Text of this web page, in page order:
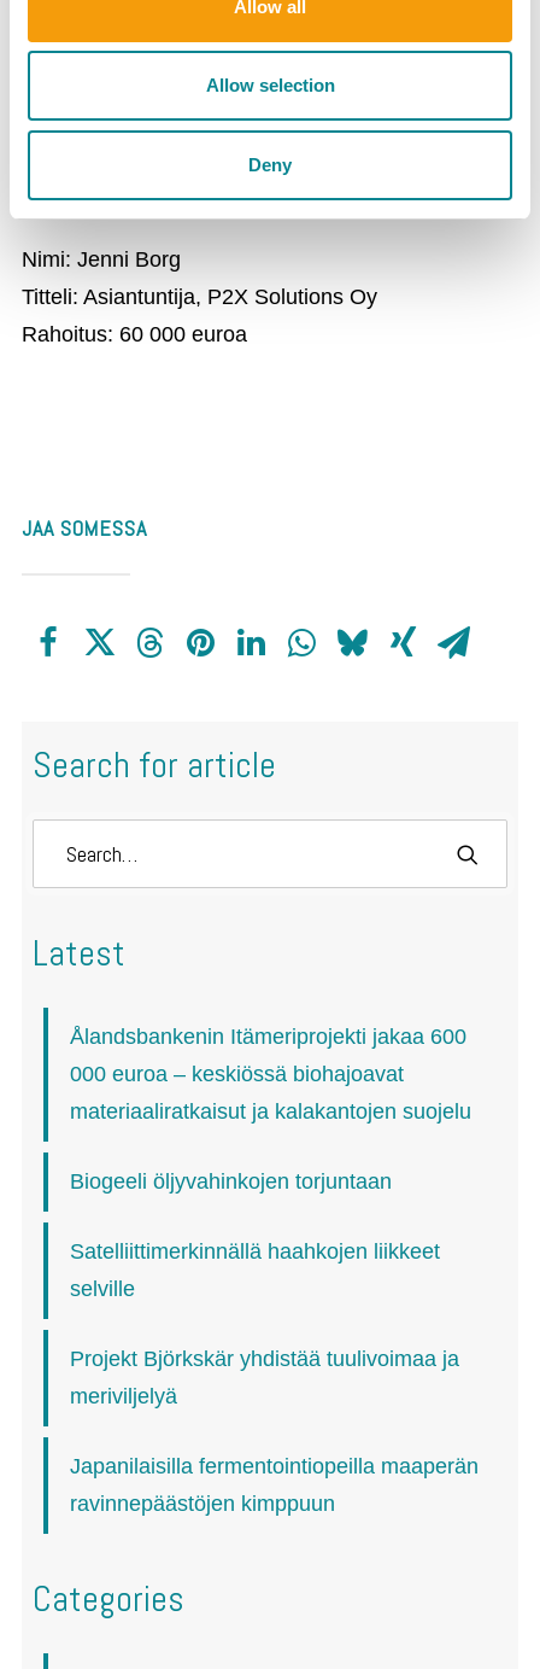
Allow all
Allow selection
Deny
projekteille!
Nimi: Jenni Borg
Titteli: Asiantuntija, P2X Solutions Oy
Rahoitus: 60 000 euroa
JAA SOMESSA
Search for article
Latest
Ålandsbankenin Itämeriprojekti jakaa 600
000 euroa – keskiössä biohajoavat
materiaaliratkaisut ja kalakantojen suojelu
Biogeeli öljyvahinkojen torjuntaan
Satelliittimerkinnällä haahkojen liikkeet
selville
Projekt Björkskär yhdistää tuulivoimaa ja
meriviljelyä
Japanilaisilla fermentointiopeilla maaperän
ravinnepäästöjen kimppuun
Categories